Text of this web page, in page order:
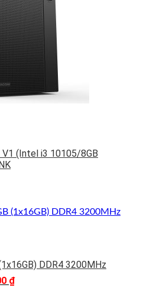
V1 (Intel i3 10105/8GB
DDR4 3200MHz
₫Giá